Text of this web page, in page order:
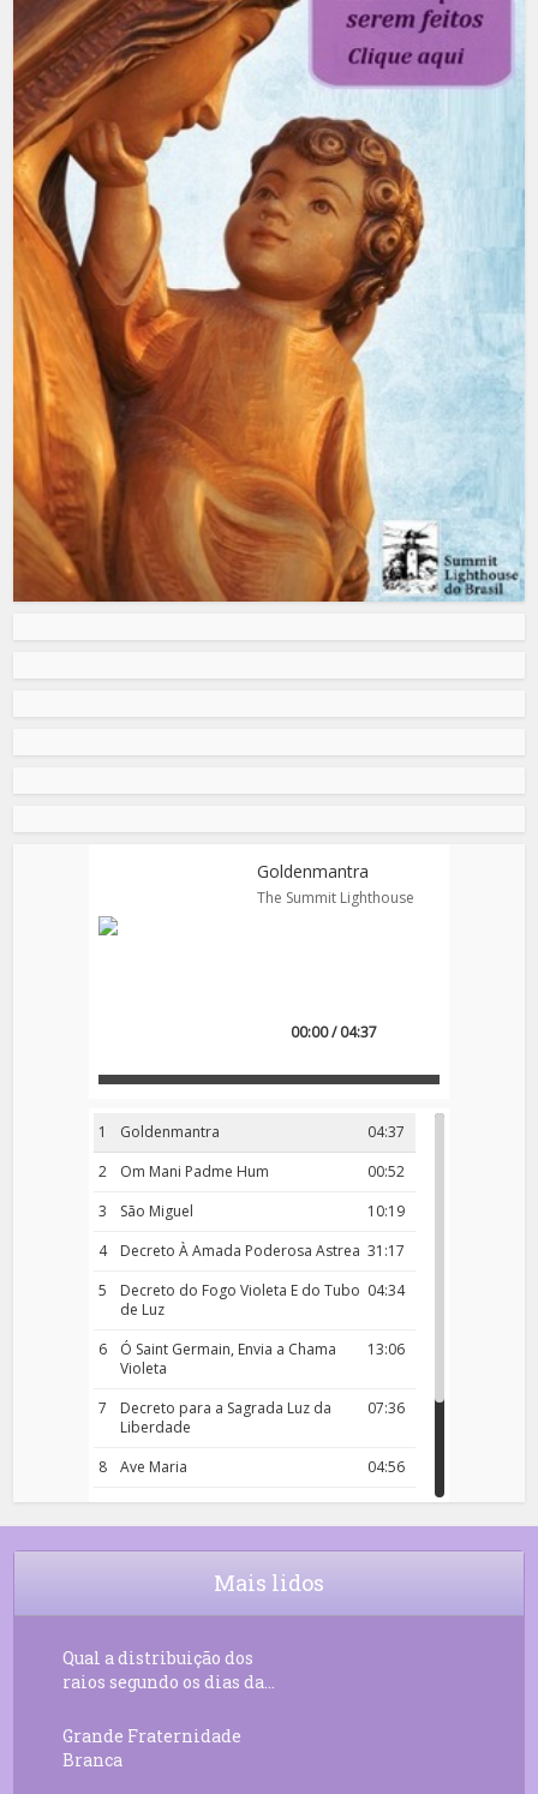
Goldenmantra
The Summit Lighthouse
00:00 / 04:37
1 04:37
Goldenmantra
2
00:52
Om Mani Padme Hum
3
10:19
São Miguel
4
31:17
Decreto À Amada Poderosa Astrea
5
04:34
Decreto do Fogo Violeta E do Tubo
de Luz
6
13:06
Ó Saint Germain, Envia a Chama
Violeta
7
07:36
Decreto para a Sagrada Luz da
Liberdade
8
04:56
Ave Maria
9
18:00
Rosário da Criança
10
04:43
Decreto 50.03 – Diante da Vossa
Mais lidos
Qual a distribuição dos
raios segundo os dias da...
Grande Fraternidade
Branca